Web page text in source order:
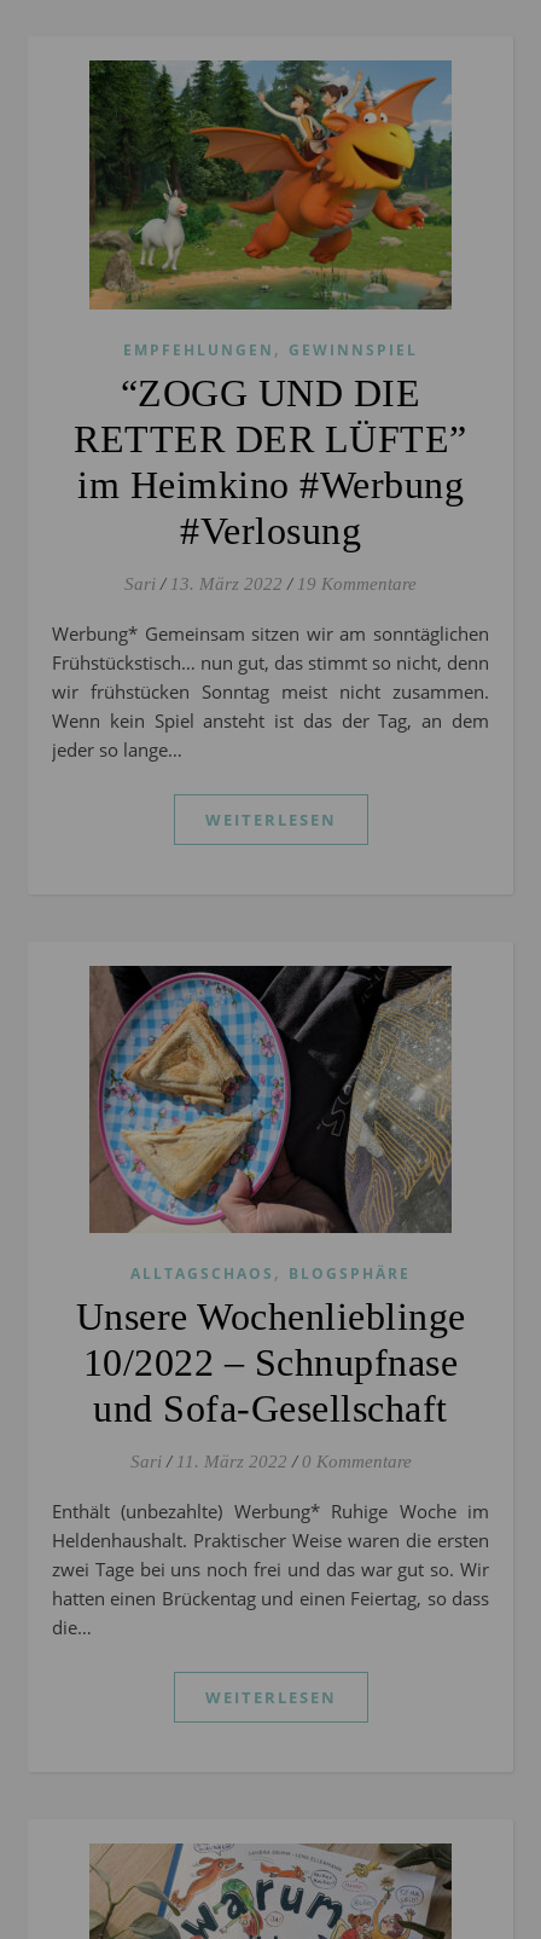
EMPFEHLUNGEN , GEWINNSPIEL
“ZOGG UND DIE
RETTER DER LÜFTE”
im Heimkino #Werbung
#Verlosung
Sari / 13. März 2022 / 19 Kommentare
Werbung* Gemeinsam sitzen wir am sonntäglichen
Frühstückstisch… nun gut, das stimmt so nicht, denn
wir frühstücken Sonntag meist nicht zusammen.
Wenn kein Spiel ansteht ist das der Tag, an dem
jeder so lange…
WEITERLESEN
ALLTAGSCHAOS , BLOGSPHÄRE
Unsere Wochenlieblinge
10/2022 – Schnupfnase
und Sofa-Gesellschaft
Sari / 11. März 2022 / 0 Kommentare
Enthält (unbezahlte) Werbung* Ruhige Woche im
Heldenhaushalt. Praktischer Weise waren die ersten
zwei Tage bei uns noch frei und das war gut so. Wir
hatten einen Brückentag und einen Feiertag, so dass
die…
WEITERLESEN